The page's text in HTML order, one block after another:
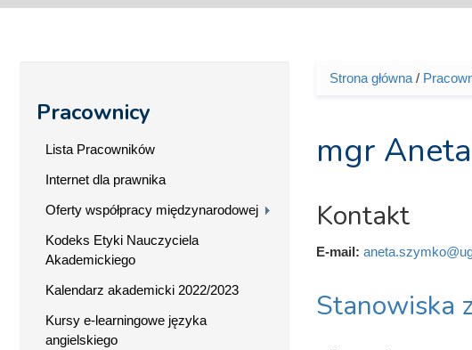
Pracownicy
Lista Pracowników
Internet dla prawnika
Oferty współpracy międzynarodowej
Kodeks Etyki Nauczyciela
Akademickiego
Kalendarz akademicki 2022/2023
Kursy e-learningowe języka
angielskiego
Jesteś tutaj
Strona główna/
mgr
Kontakt
E-mail:
Stanowiska